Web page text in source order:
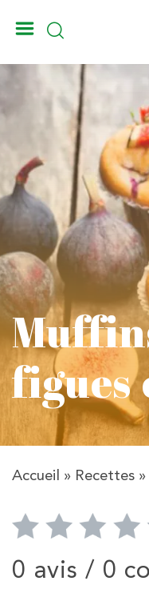
figues
Accueil » Recettes »
0 avis / 0